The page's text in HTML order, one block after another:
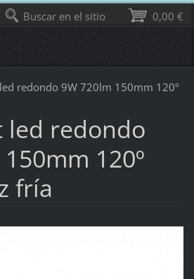
redondo 9W 720lm 150mm 120º
led redondo
120º
fría
0,00 €
Buscar en el sitio